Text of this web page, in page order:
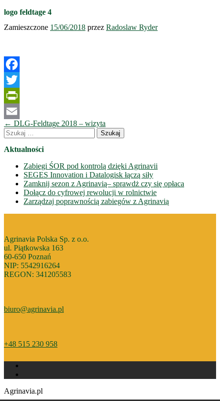
logo feldtage 4
Zamieszczone 15/06/2018 przez Radoslaw Ryder
Facebook
Twitter
PrintFriendly
Email
Nawigacja
wpisów
← DLG-Feldtage 2018 – wizyta
Szukaj:
Aktualności
Zabiegi ŚOR pod kontrolą dzięki Agrinavii
SEGES Innovation i Datalogisk łączą siły
Zamknij sezon z Agrinavią– sprawdż czy się opłaca
Dołącz do cyfrowej rewolucji w rolnictwie
Zarządzaj poprawnością zabiegów z Agrinavią
Agrinavia Polska Sp. z o.o.
ul. Piątkowska 163
60-650 Poznań
NIP: 5542916264
REGON: 341205583
biuro@agrinavia.pl
+48 515 230 958
Agrinavia.pl